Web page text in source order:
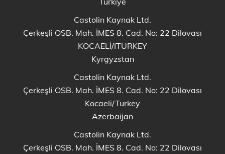
Castolin Kaynak Ltd.
Çerkeşli OSB. Mah. İMES 8. Cad. No: 22 Dilovası
KOCAELİ/ITURKEY
Kyrgyzstan
Castolin Kaynak Ltd.
Çerkeşli OSB. Mah. İMES 8. Cad. No: 22 Dilovası
Kocaeli/Turkey
Azerbaijan
Castolin Kaynak Ltd.
Çerkeşli OSB. Mah. İMES 8. Cad. No: 22 Dilovası